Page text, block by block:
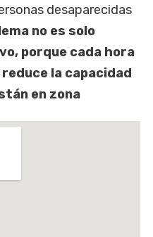
desaparecidas
no es solo
porque cada hora
la capacidad
en zona